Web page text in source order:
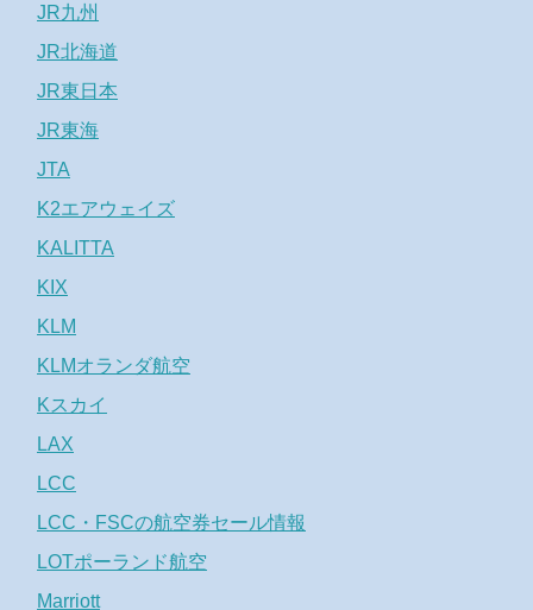
JR九州
JR北海道
JR東日本
JR東海
JTA
K2エアウェイズ
KALITTA
KIX
KLM
KLMオランダ航空
Kスカイ
LAX
LCC
LCC・FSCの航空券セール情報
LOTポーランド航空
Marriott